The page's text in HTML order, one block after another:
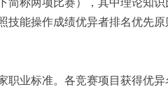
称两项比赛），其中理论知
能操作成绩优异者排名优先原
职业标准。各竞赛项目获得优